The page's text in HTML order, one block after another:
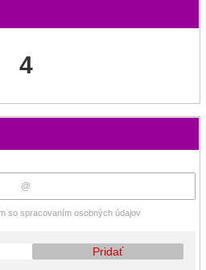
4
so spracovaním osobných údajov
Pridať